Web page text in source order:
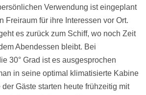
Verwendung ist eingeplant
Freiraum für ihre Interessen vor Ort.
es zurück zum Schiff, wo noch Zeit
Abendessen bleibt. Bei
30° Grad ist es ausgesprochen
in seine optimal klimatisierte Kabine
Gäste starten heute frühzeitig mit